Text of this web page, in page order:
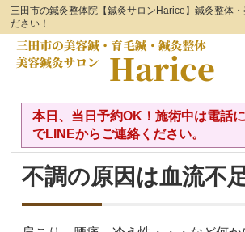
三田市の鍼灸整体院【鍼灸サロンHarice】鍼灸整体
ださい！
本日、当日予約OK！施術中は電話
でLINEからご連絡ください。
不調の原因は血流不